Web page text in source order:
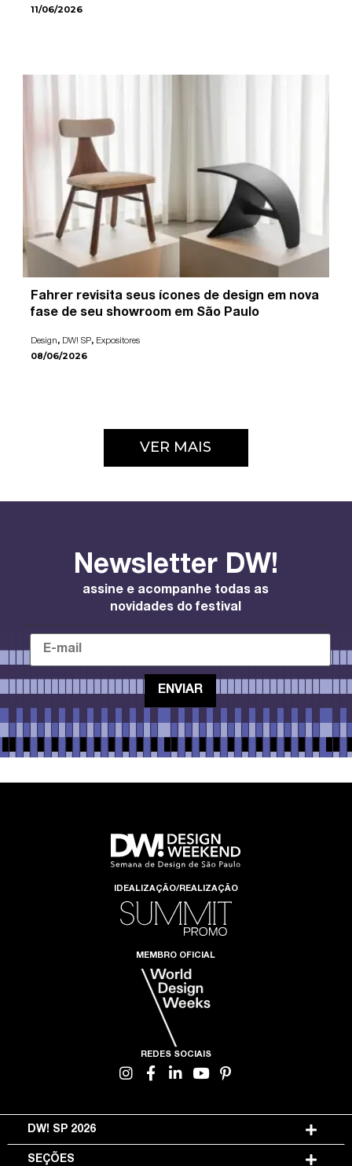
11/06/2026
Fahrer revisita seus ícones de design em nova
fase de seu showroom em São Paulo
Design, DW! SP, Expositores
08/06/2026
VER MAIS
Newsletter DW!
assine e acompanhe todas as
novidades do festival
IDEALIZAÇÃO/REALIZAÇÃO
MEMBRO OFICIAL
REDES SOCIAIS
DW! SP 2026
SEÇÕES